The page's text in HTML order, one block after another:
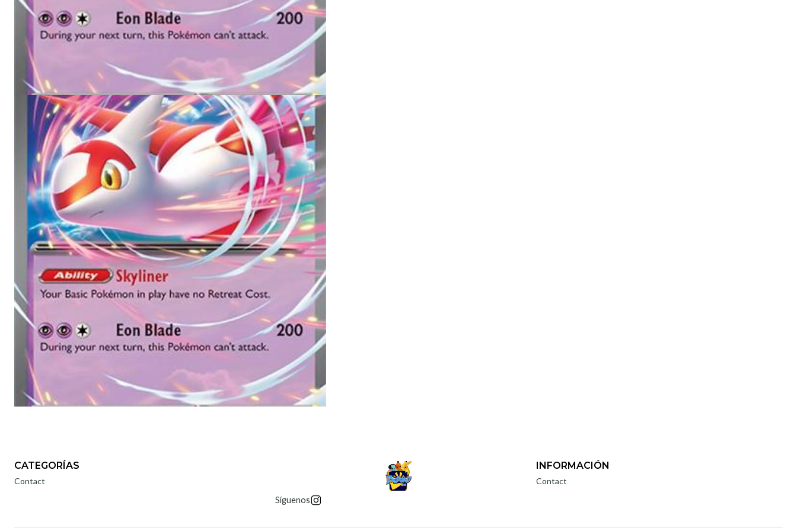
CATEGORÍAS
Contact
Síguenos
INFORMACIÓN
Contact